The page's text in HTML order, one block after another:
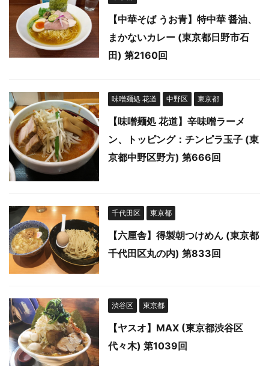
【中華そば うお青】特中華 醤油、
まかないカレー (東京都日野市石
田) 第2160回
味噌麺処 花道 中野区 東京都
【味噌麺処 花道】辛味噌ラーメ
ン、トッピング：チンピラ玉子 (東
京都中野区野方) 第666回
千代田区 東京都
【六厘舎】得製朝つけめん (東京都
千代田区丸の内) 第833回
渋谷区 東京都
【ヤスオ】MAX (東京都渋谷区
代々木) 第1039回